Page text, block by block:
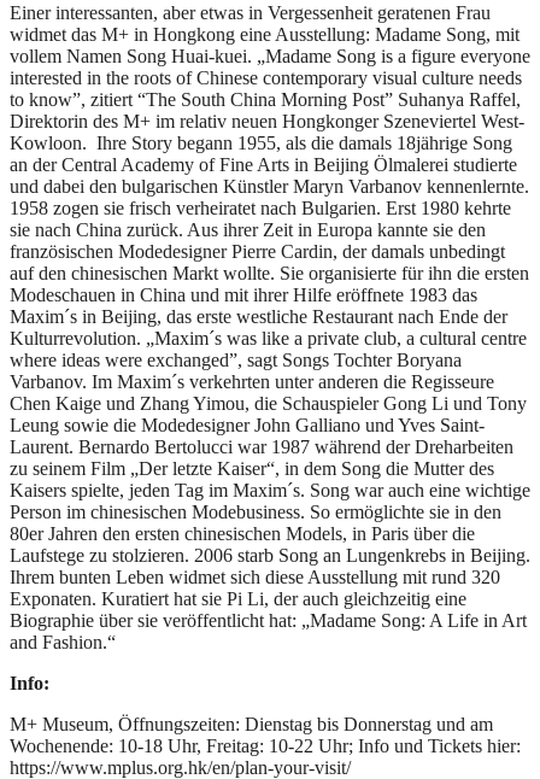
Einer interessanten, aber etwas in Vergessenheit geratenen Frau
widmet das M+ in Hongkong eine Ausstellung: Madame Song, mit
vollem Namen Song Huai-kuei. „Madame Song is a figure everyone
interested in the roots of Chinese contemporary visual culture needs
to know”, zitiert “The South China Morning Post” Suhanya Raffel,
Direktorin des M+ im relativ neuen Hongkonger Szeneviertel West-
Kowloon. Ihre Story begann 1955, als die damals 18jährige Song
an der Central Academy of Fine Arts in Beijing Ölmalerei studierte
und dabei den bulgarischen Künstler Maryn Varbanov kennenlernte.
1958 zogen sie frisch verheiratet nach Bulgarien. Erst 1980 kehrte
sie nach China zurück. Aus ihrer Zeit in Europa kannte sie den
französischen Modedesigner Pierre Cardin, der damals unbedingt
auf den chinesischen Markt wollte. Sie organisierte für ihn die ersten
Modeschauen in China und mit ihrer Hilfe eröffnete 1983 das
Maxim´s in Beijing, das erste westliche Restaurant nach Ende der
Kulturrevolution. „Maxim´s was like a private club, a cultural centre
where ideas were exchanged”, sagt Songs Tochter Boryana
Varbanov. Im Maxim´s verkehrten unter anderen die Regisseure
Chen Kaige und Zhang Yimou, die Schauspieler Gong Li und Tony
Leung sowie die Modedesigner John Galliano und Yves Saint-
Laurent. Bernardo Bertolucci war 1987 während der Dreharbeiten
zu seinem Film „Der letzte Kaiser“, in dem Song die Mutter des
Kaisers spielte, jeden Tag im Maxim´s. Song war auch eine wichtige
Person im chinesischen Modebusiness. So ermöglichte sie in den
80er Jahren den ersten chinesischen Models, in Paris über die
Laufstege zu stolzieren. 2006 starb Song an Lungenkrebs in Beijing.
Ihrem bunten Leben widmet sich diese Ausstellung mit rund 320
Exponaten. Kuratiert hat sie Pi Li, der auch gleichzeitig eine
Biographie über sie veröffentlicht hat: „Madame Song: A Life in Art
and Fashion.“
Info:
M+ Museum, Öffnungszeiten: Dienstag bis Donnerstag und am
Wochenende: 10-18 Uhr, Freitag: 10-22 Uhr; Info und Tickets hier:
https://www.mplus.org.hk/en/plan-your-visit/